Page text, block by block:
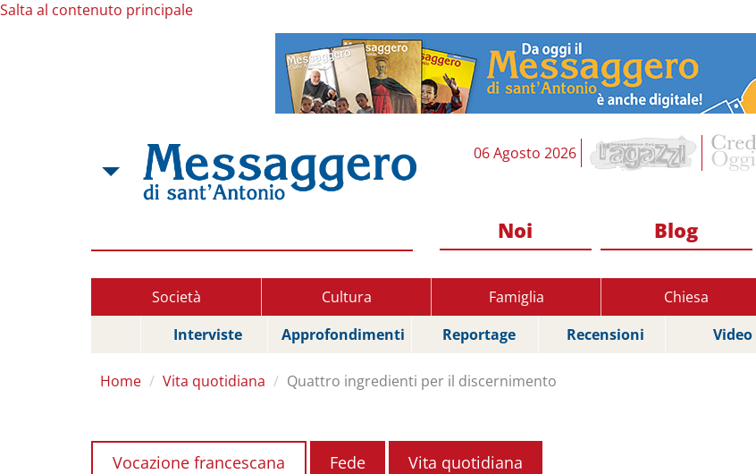
Salta al contenuto principale
06 Agosto 2026
Noi Blog
Società Cultura Famiglia Chiesa
Interviste
Approfondimenti Reportage Recensioni Video
Home Vita quotidiana Quattro ingredienti per il discernimento
Vocazione francescana Fede Vita quotidiana